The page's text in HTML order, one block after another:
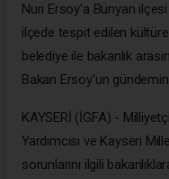
Nuri Ersoy'a Bünyan
ilçede tespit edilen
belediye ile bakanlık
Bakan Ersoy'un
KAYSERİ (İGFA) -
Yardımcısı ve Kayseri
sorunlarını ilgili